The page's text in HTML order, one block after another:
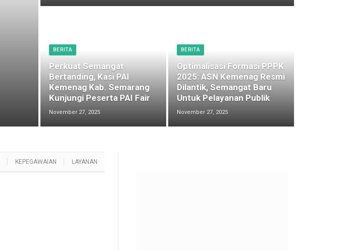
BERITA
Perkuat Semangat
Bertanding, Kasi PAI
Kemenag Kab. Semarang
Kunjungi Peserta PAI Fair
November 27, 2025
BERITA
Optimalisasi Formasi PPPK
2025: ASN Kemenag Resmi
Dilantik, Semangat Baru
Untuk Pelayanan Publik
November 27, 2025
KEPEGAWAIAN LAYANAN